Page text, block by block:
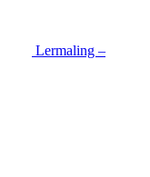
Lermaling –